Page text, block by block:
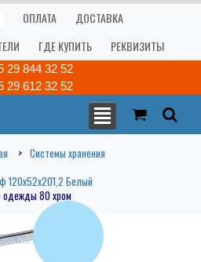
ОПЛАТА
ДОСТАВКА
ГДЕ КУПИТЬ РЕКВИЗИТЫ
29 844 32 52
29 612 32 52
Системы хранения
120х52х201,2 Белый
одежды 80 хром